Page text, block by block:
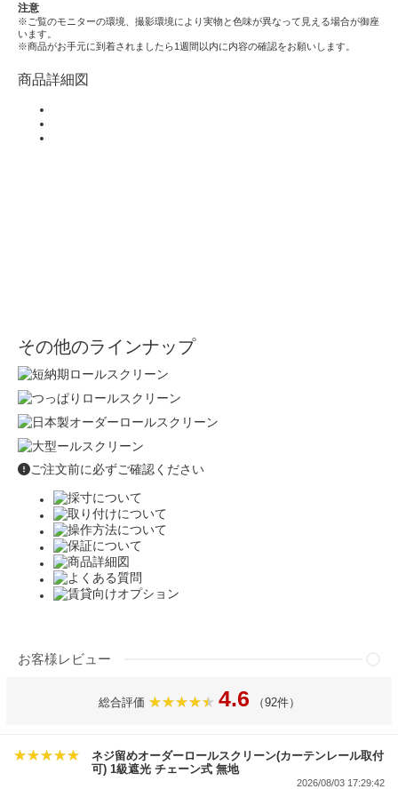
注意
※ご覧のモニターの環境、撮影環境により実物と色味が異なって見える場合が御座
います。
※商品がお手元に到着されましたら1週間以内に内容の確認をお願いします。
商品詳細図
その他のラインナップ
ご注文前に必ずご確認ください
お客様レビュー
総合評価 4.6 （92件）
ネジ留めオーダーロールスクリーン(カーテンレール取付
可) 1級遮光 チェーン式 無地
2026/08/03 17:29:42